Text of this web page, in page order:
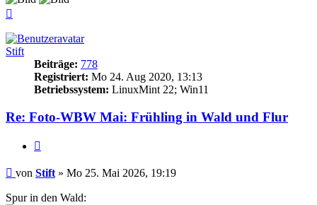
Stift
Beiträge: 778
Registriert: Mo 24. Aug 2020, 13:13
Betriebssystem: LinuxMint 22; Win11
Re: Foto-WBW Mai: Frühling in Wald und Flur
Beitrag
von Stift » Mo 25. Mai 2026, 19:19
Spur in den Wald: